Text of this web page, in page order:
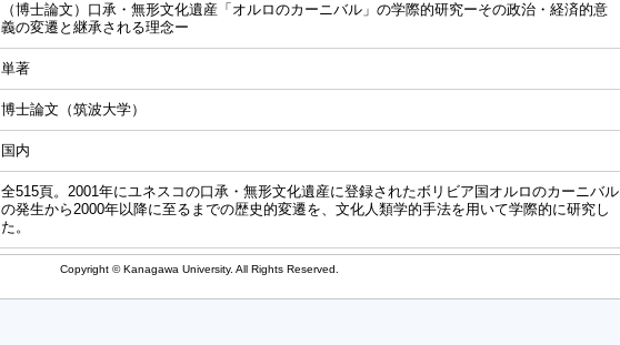
（博士論文）口承・無形文化遺産「オルロのカーニバル」の学際的研究ーその政治・経済的意
義の変遷と継承される理念ー
単著
博士論文（筑波大学）
国内
全515頁。2001年にユネスコの口承・無形文化遺産に登録されたボリビア国オルロのカーニバル
の発生から2000年以降に至るまでの歴史的変遷を、文化人類学的手法を用いて学際的に研究し
た。
Copyright © Kanagawa University. All Rights Reserved.